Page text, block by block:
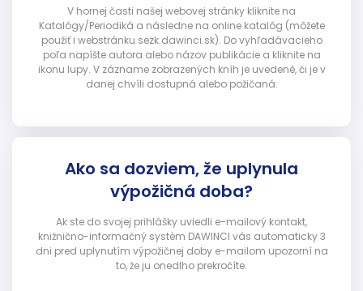
V hornej časti našej webovej stránky kliknite na
Katalógy/Periodiká a následne na online katalóg (môžete
použiť i webstránku sezk.dawinci.sk). Do vyhľadávacieho
poľa napíšte autora alebo názov publikácie a kliknite na
ikonu lupy. V zázname zobrazených kníh je uvedené, či je v
danej chvíli dostupná alebo požičaná.
Ako sa dozviem, že uplynula
výpožičná doba?
Ak ste do svojej prihlášky uviedli e-mailový kontakt,
knižnično-informačný systém DAWINCI vás automaticky 3
dni pred uplynutím výpožičnej doby e-mailom upozorní na
to, že ju onedlho prekročíte.